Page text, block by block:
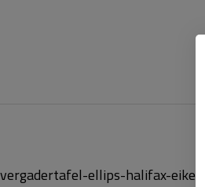
ellips-halifax-